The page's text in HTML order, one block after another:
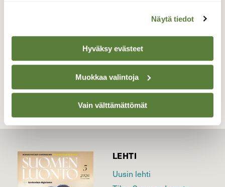
Näytä tiedot
Hyväksy evästeet
Muokkaa valintoja
Vain välttämättömät
TAKAISIN LISTAAN
LEHTI
Uusin lehti